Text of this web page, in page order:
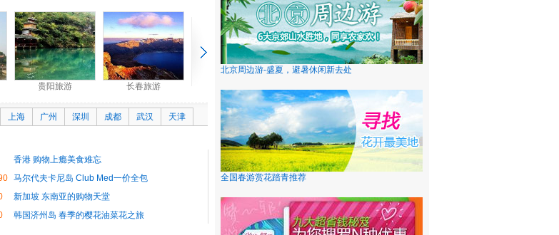
贵阳旅游 长春旅游
上海 广州 深圳 成都 武汉 天津
香港 购物上瘾美食难忘
马尔代夫卡尼岛 Club Med一价全包
新加坡 东南亚的购物天堂
韩国济州岛 春季的樱花油菜花之旅
北京周边游-盛夏，避暑休闲新去处
全国春游赏花踏青推荐